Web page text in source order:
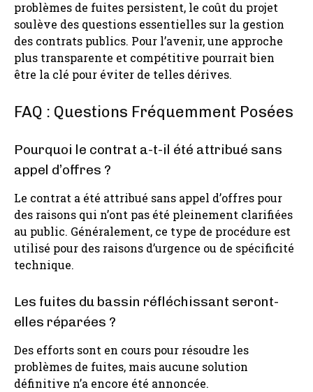
problèmes de fuites persistent, le coût du projet
soulève des questions essentielles sur la gestion
des contrats publics. Pour l’avenir, une approche
plus transparente et compétitive pourrait bien
être la clé pour éviter de telles dérives.
FAQ : Questions Fréquemment Posées
Pourquoi le contrat a-t-il été attribué sans
appel d’offres ?
Le contrat a été attribué sans appel d’offres pour
des raisons qui n’ont pas été pleinement clarifiées
au public. Généralement, ce type de procédure est
utilisé pour des raisons d’urgence ou de spécificité
technique.
Les fuites du bassin réfléchissant seront-
elles réparées ?
Des efforts sont en cours pour résoudre les
problèmes de fuites, mais aucune solution
définitive n’a encore été annoncée.